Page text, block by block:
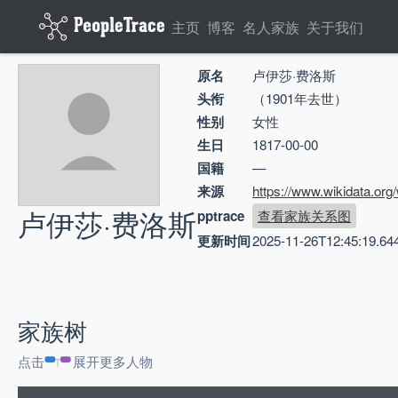
主页 博客 名人家族 关于我们
卢伊莎·费洛斯
原名 卢伊莎·费洛斯
头衔 （1901年去世）
性别 女性
生日 1817-00-00
国籍 —
来源 https://
pptrace 查看家族关系图
更新时间2025-11-
家族树
点击 展开更多人物